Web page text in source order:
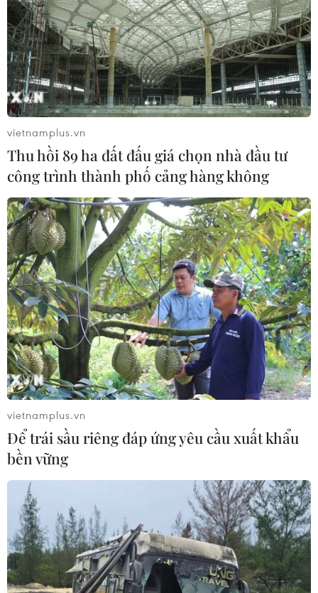
vietnamplus.vn
Thu hồi 89 ha đất đấu giá chọn nhà đầu tư
công trình thành phố cảng hàng không
vietnamplus.vn
Để trái sầu riêng đáp ứng yêu cầu xuất khẩu
bền vững